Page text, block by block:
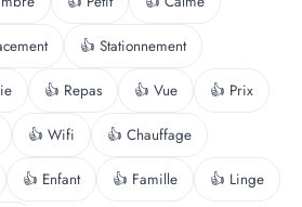
👍 Stationnement
👍 Repas 👍 Vue 👍 Prix
👍 Wifi 👍 Chauffage
👍 Enfant 👍 Famille 👍 Linge